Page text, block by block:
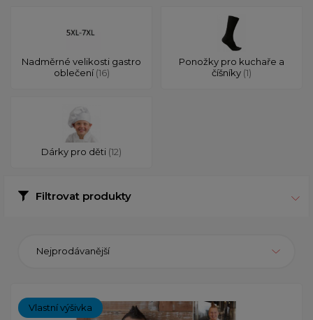
Nadměrné velikosti gastro
oblečení(16)
Ponožky pro kuchaře a
číšníky (1)
Dárky pro děti (12)
Filtrovat produkty
Nejprodávanější
Vlastní výšivka